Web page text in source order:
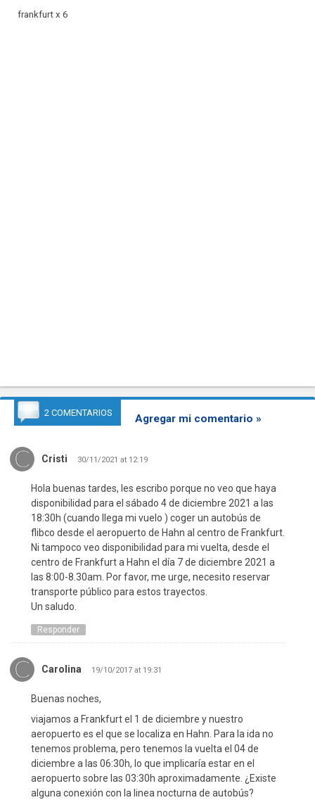
frankfurt x 6
2 COMENTARIOS Agregar mi comentario »
Cristi 30/11/2021 at 12:19
Hola buenas tardes, les escribo porque no veo que haya
disponibilidad para el sábado 4 de diciembre 2021 a las
18:30h (cuando llega mi vuelo ) coger un autobús de
flibco desde el aeropuerto de Hahn al centro de Frankfurt.
Ni tampoco veo disponibilidad para mi vuelta, desde el
centro de Frankfurt a Hahn el día 7 de diciembre 2021 a
las 8:00-8.30am. Por favor, me urge, necesito reservar
transporte público para estos trayectos.
Un saludo.
Responder
Carolina 19/10/2017 at 19:31
Buenas noches,
viajamos a Frankfurt el 1 de diciembre y nuestro
aeropuerto es el que se localiza en Hahn. Para la ida no
tenemos problema, pero tenemos la vuelta el 04 de
diciembre a las 06:30h, lo que implicaría estar en el
aeropuerto sobre las 03:30h aproximadamente. ¿Existe
alguna conexión con la linea nocturna de autobús?